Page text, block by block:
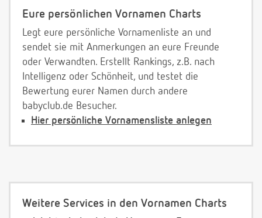
Eure persönlichen Vornamen Charts
Legt eure persönliche Vornamenliste an und
sendet sie mit Anmerkungen an eure Freunde
oder Verwandten. Erstellt Rankings, z.B. nach
Intelligenz oder Schönheit, und testet die
Bewertung eurer Namen durch andere
babyclub.de Besucher.
Hier persönliche Vornamensliste anlegen
Weitere Services in den Vornamen Charts